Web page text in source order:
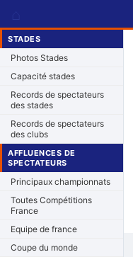
STADES
Photos Stades
Capacité stades
Records de spectateurs
des stades
Records de spectateurs
des clubs
AFFLUENCES DE
SPECTATEURS
Principaux championnats
Toutes Compétitions
France
Equipe de france
Coupe du monde